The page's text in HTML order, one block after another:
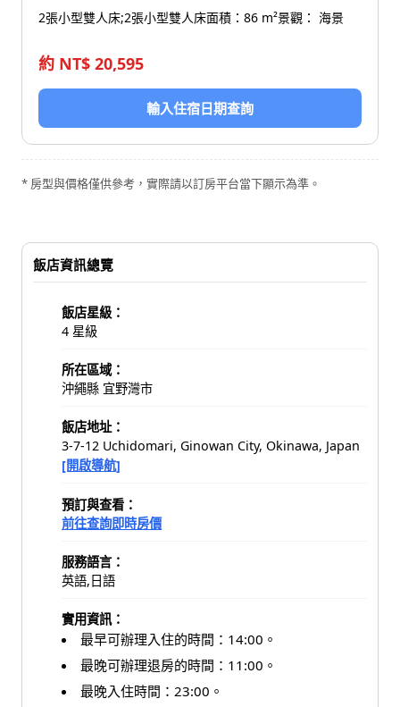
2張小型雙人床;2張小型雙人床面積：86 m²景觀： 海景
約 NT$ 20,595
輸入住宿日期查詢
* 房型與價格僅供參考，實際請以訂房平台當下顯示為準。
飯店資訊總覽
飯店星級：
4 星級
所在區域：
沖繩縣 宜野灣市
飯店地址：
3-7-12 Uchidomari, Ginowan City, Okinawa, Japan
[開啟導航]
預訂與查看：
前往查詢即時房價
服務語言：
英語,日語
實用資訊：
最早可辦理入住的時間：14:00。
最晚可辦理退房的時間：11:00。
最晚入住時間：23:00。